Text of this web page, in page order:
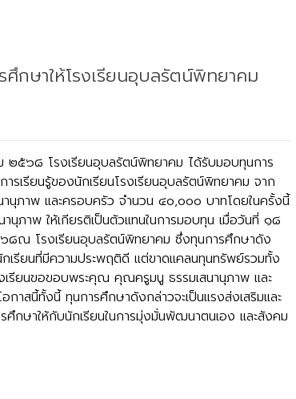
กษาให้โรงเรียนอุบลรัตน์พิทยาคม
๕๖๘ โรงเรียนอุบลรัตน์พิทยาคม ได้รับมอบทุนการ
รเรียนรู้ของนักเรียนโรงเรียนอุบลรัตน์พิทยาคม จาก
นุภาพ และครอบครัว จำนวน ๔๐,๐๐๐ บาทโดยในครั้งนี้
นุภาพ ให้เกียรติเป็นตัวแทนในการมอบทุน เมื่อวันที่ ๑๘
๘ณ โรงเรียนอุบลรัตน์พิทยาคม ซึ่งทุนการศึกษาดัง
เรียนที่มีความประพฤติดี แต่ขาดแคลนทุนทรัพย์รวมทั้ง
รียนขอขอบพระคุณ คุณครูมนู ธรรมเสนานุภาพ และ
าสนี้ทั้งนี้ ทุนการศึกษาดังกล่าวจะเป็นแรงส่งเสริมและ
ศึกษาให้กับนักเรียนในการมุ่งมั่นพัฒนาตนเอง และสังคม